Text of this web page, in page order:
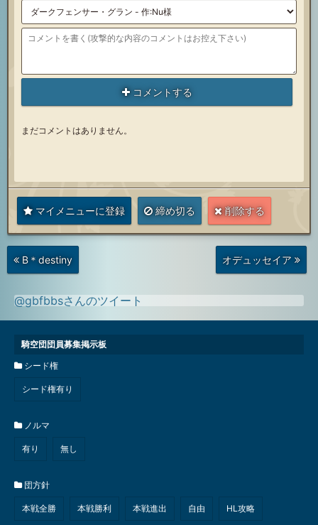
コメントする
まだコメントはありません。
マイメニューに登録 締め切る 削除する
次
の
投
B＊destiny
前
の
投
オデュッセイア
@gbfbbsさんのツイート
騎空団団員募集掲示板
シード権
シード権有り
ノルマ
有り 無し
団方針
本戦全勝 本戦勝利 本戦進出 自由 HL攻略